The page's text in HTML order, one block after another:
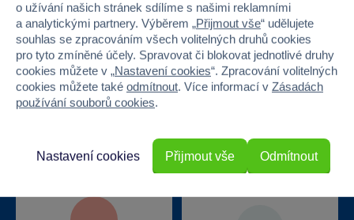
Nejširší sortiment na
trhu
40 kamenných
o užívání našich stránek sdílíme s našimi reklamními
a analytickými partnery. Výběrem „Přijmout vše“ udělujete
souhlas se zpracováním všech volitelných druhů cookies
pro tyto zmíněné účely. Spravovat či blokovat jednotlivé druhy
cookies můžete v „Nastavení cookies“. Zpracování volitelných
cookies můžete také odmítnout. Více informací v Zásadách
používání souborů cookies.
Odmítnout
Nastavení cookies Přijmout vše